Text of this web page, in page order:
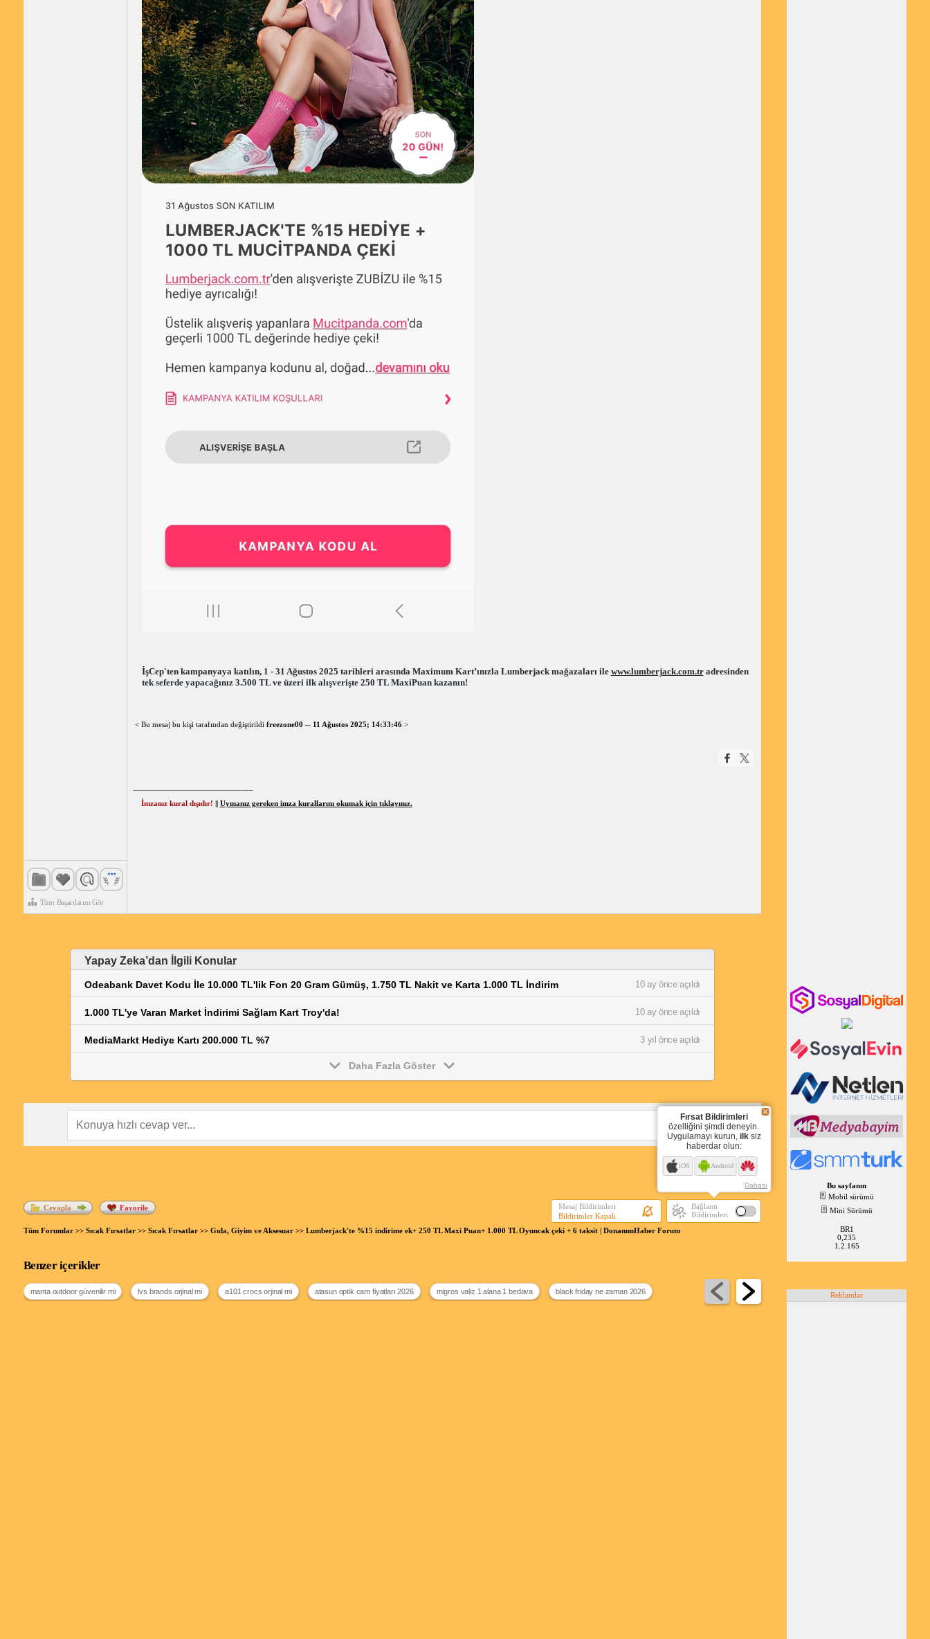
Tüm Başarılarını Gör
İşCep'ten kampanyaya katılın, 1 - 31 Ağustos 2025 tarihleri arasında Maximum Kart’ınızla Lumberjack mağazaları ile www.lumberjack.com.tr adresinden
tek seferde yapacağınız 3.500 TL ve üzeri ilk alışverişte 250 TL MaxiPuan kazanın!
< Bu mesaj bu kişi tarafından değiştirildi freezone00 -- 11 Ağustos 2025; 14:33:46 >
İmzanız kural dışıdır! || Uymanız gereken imza kurallarını okumak için tıklayınız.
Yapay Zeka’dan İlgili Konular
Odeabank Davet Kodu İle 10.000 TL'lik Fon 20 Gram Gümüş, 1.750 TL Nakit ve Karta 1.000 TL İndirim 10 ay önce açıldı
1.000 TL'ye Varan Market İndirimi Sağlam Kart Troy'da! 10 ay önce açıldı
MediaMarkt Hediye Kartı 200.000 TL %7 3 yıl önce açıldı
Daha Fazla Göster
Cevapla
Sayfa: 1
Cevapla Favorile
Mesaj Bildirimleri
Bildirimler Kapalı
Bağlantı
Bildirimleri
Fırsat Bildirimleri
özelliğini şimdi deneyin.
Uygulamayı kurun, ilksiz
haberdar olun:
iOS Android
Dahası
Tüm Forumlar>> Sıcak Fırsatlar>> Sıcak Fırsatlar>> Gıda, Giyim ve Aksesuar>> Lumberjack'te %15 indirime ek+ 250 TL Maxi Puan+ 1.000 TL Oyuncak çeki + 6 taksit | DonanımHaber Forum
Benzer içerikler
manta outdoor güvenilir mi lvs brands orjinal mi a101 crocs orjinal mi atasun optik cam fiyatları 2026 migros valiz 1 alana 1 bedava black friday ne zaman 2026
Bu sayfanın
Mobil sürümü
Mini Sürümü
BR1
0,235
1.2.165
Reklamlar